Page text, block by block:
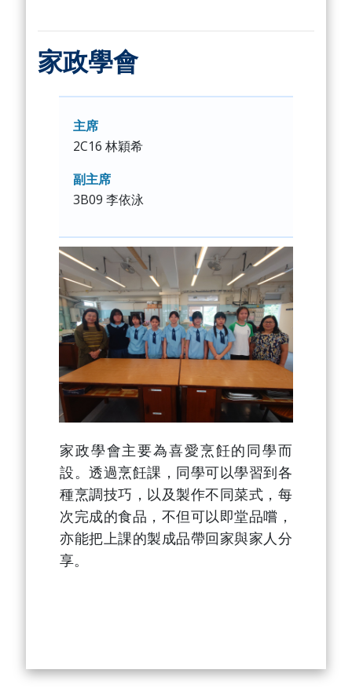
家政學會
主席
2C16 林穎希
副主席
3B09 李依泳
家政學會主要為喜愛烹飪的同學而
設。透過烹飪課，同學可以學習到各
種烹調技巧，以及製作不同菜式，每
次完成的食品，不但可以即堂品嚐，
亦能把上課的製成品帶回家與家人分
享。